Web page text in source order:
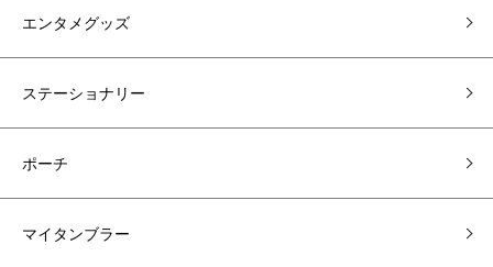
エンタメグッズ
ステーショナリー
ポーチ
マイタンブラー